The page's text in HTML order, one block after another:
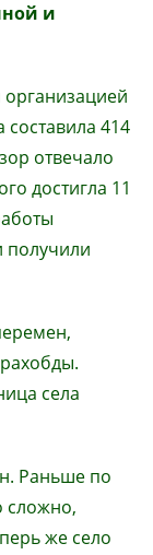
и
414
отвечало
достигла 11
получили
села
Раньше по
сложно,
же село